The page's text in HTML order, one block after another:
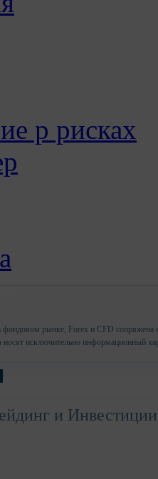
р рисках
фондовом рынке, Forex и CFD сопряжена
исключительно информационный
и